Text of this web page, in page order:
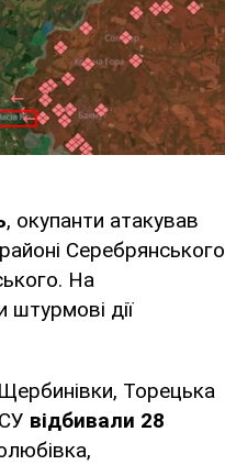
, окупанти атакував
Серебрянського
На
штурмові дії
Торецька
відбивали 28